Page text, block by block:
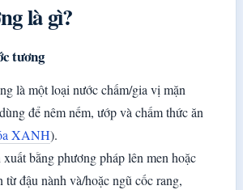
là gì?
tương
là một loại nước chấm/gia vị mặn
để nêm nếm, ướp và chấm thức ăn
XANH).
bằng phương pháp lên men hoặc
từ đậu nành và/hoặc ngũ cốc rang,